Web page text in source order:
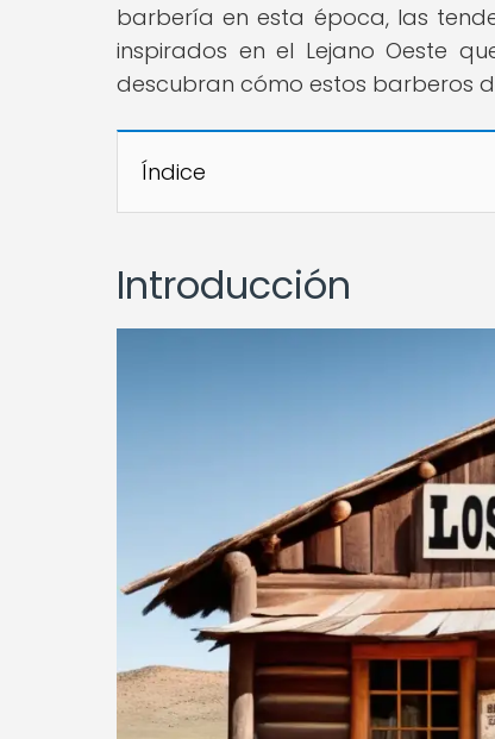
barbería en esta época, las
inspirados en el Lejano Oeste
descubran cómo estos barberos
Índice
Introducción